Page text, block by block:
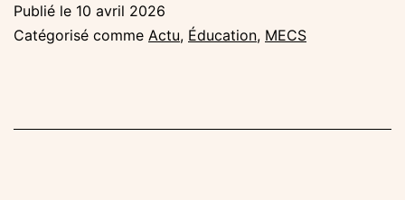
cours
Publié le 10 avril 2026
Catégorisé comme Actu, Éducation, MECS